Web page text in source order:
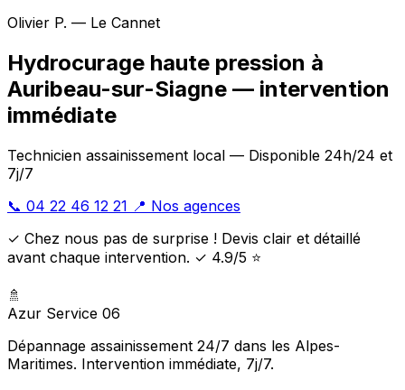
Olivier P. — Le Cannet
Hydrocurage haute pression à
Auribeau-sur-Siagne — intervention
immédiate
Technicien assainissement local — Disponible 24h/24 et
7j/7
📞 04 22 46 12 21 📍 Nos agences
✓ Chez nous pas de surprise ! Devis clair et détaillé
avant chaque intervention. ✓ 4.9/5 ⭐
🚿
Azur Service 06
Dépannage assainissement 24/7 dans les Alpes-
Maritimes. Intervention immédiate, 7j/7.